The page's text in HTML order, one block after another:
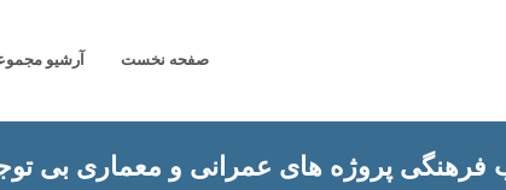
صفحه نخست آرشیو
فرهنگی پروژه های عمرانی و معماری بی